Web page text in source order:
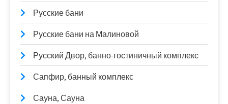
Русские бани
Русские бани на Малиновой
Русский Двор, банно-гостиничный комплекс
Сапфир, банный комплекс
Сауна, Сауна